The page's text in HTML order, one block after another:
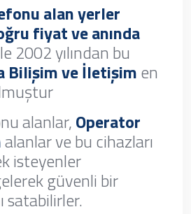
alan yerler
fiyat ve anında
2002 yılından bu
Bilişim ve İletişimen
alanlar,Operator
alanlar ve bu cihazları
isteyenler
güvenli bir
satabilirler.